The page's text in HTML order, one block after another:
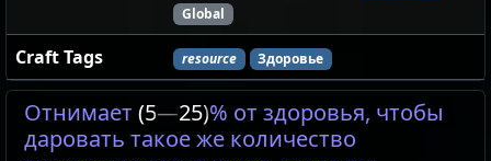
Global
Craft Tags resource Здоровье
Отнимает (5—25)% от здоровья, чтобы
даровать такое же количество